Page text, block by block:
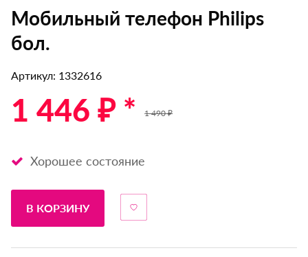
Мобильный телефон Philips
бол.
Артикул: 1332616
1 446 ₽ * 1 490 ₽
Хорошее состояние
В КОРЗИНУ